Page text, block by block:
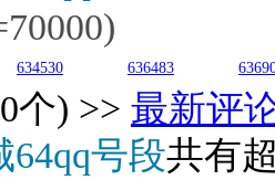
634530 636483
个) >> 最新评
64qq号段共有